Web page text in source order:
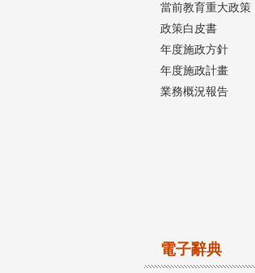
當前教育重大政策
政策白皮書
年度施政方針
年度施政計畫
業務概況報告
電子辭典